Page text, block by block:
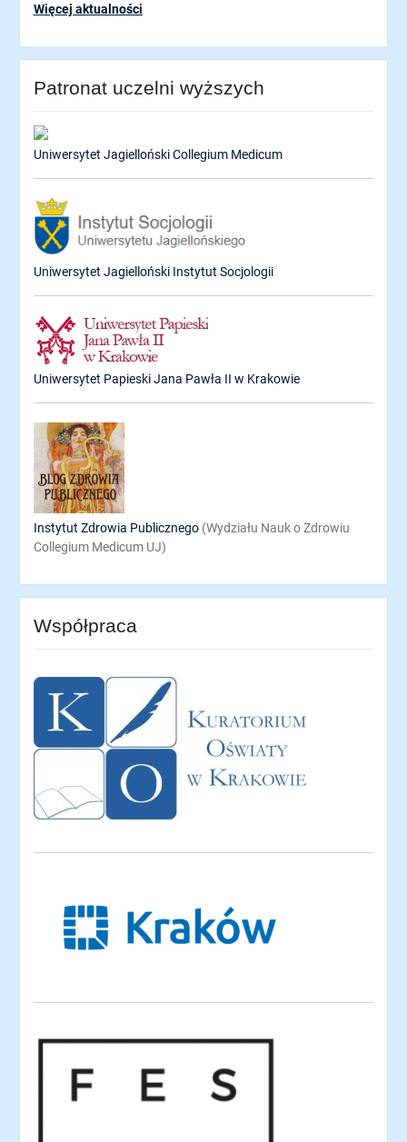
Więcej aktualności
Patronat uczelni wyższych
Uniwersytet Jagielloński Collegium Medicum
Uniwersytet Jagielloński Instytut Socjologii
Uniwersytet Papieski Jana Pawła II w Krakowie
Instytut Zdrowia Publicznego(Wydziału Nauk o Zdrowiu
Collegium Medicum UJ)
Współpraca